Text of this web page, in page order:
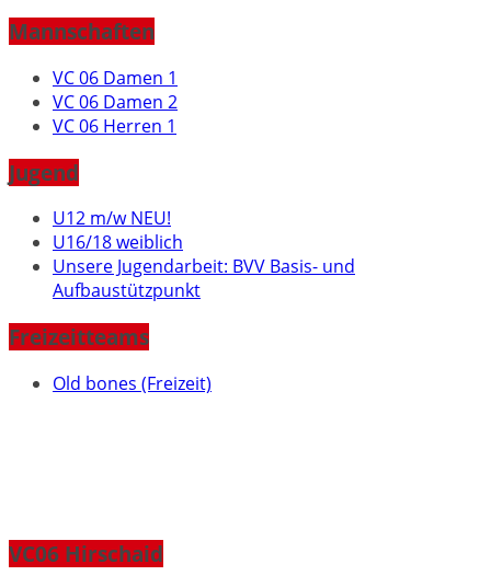
Mannschaften
VC 06 Damen 1
VC 06 Damen 2
VC 06 Herren 1
Jugend
U12 m/w NEU!
U16/18 weiblich
Unsere Jugendarbeit: BVV Basis- und
Aufbaustützpunkt
Freizeitteams
Old bones (Freizeit)
VC06 Hirschaid